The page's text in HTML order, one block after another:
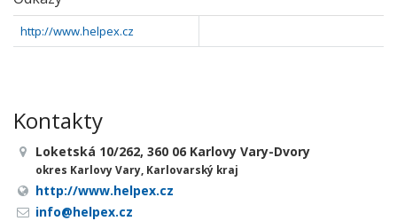
http://www.helpex.cz
Kontakty
Loketská 10/262, 360 06 Karlovy Vary-Dvory
okres Karlovy Vary, Karlovarský kraj
http://www.helpex.cz
info@helpex.cz